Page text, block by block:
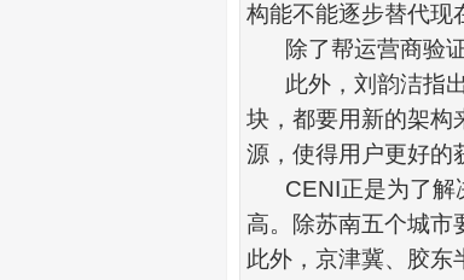
构能不能逐步替代现
除了帮运营商验
此外，刘韵洁指
块，都要用新的架构
源，使得用户更好的
CENI正是为了解
高。除苏南五个城市
此外，京津冀、胶东